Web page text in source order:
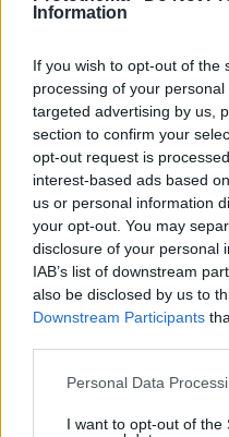
Information
If you wish to opt-out of the
processing of your
targeted advertising by us,
section to confirm your
opt-out request is
interest-based ads based
us or personal information
your opt-out. You may
disclosure of your personal
IAB’s list of downstream
also be disclosed by us to
Downstream Participants
Please note that this
not limited to your visit or
Personal Data
I want to opt-out of the
Παναθηναϊκός: Ντόπες
αποστολής για το ΣΕΦ,
08.06.2026, 18:36